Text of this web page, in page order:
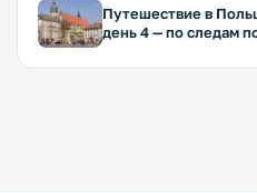
Путешествие в
день 4 — по следам